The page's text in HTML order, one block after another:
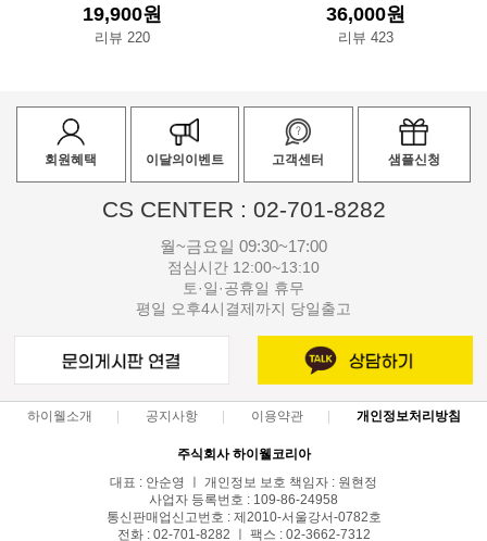
19,900원
리뷰 220
36,000원
리뷰 423
회원혜택 이달의이벤트 고객센터 샘플신청
CS CENTER : 02-701-8282
월~금요일 09:30~17:00
점심시간 12:00~13:10
토·일·공휴일 휴무
평일 오후4시결제까지 당일출고
하이웰소개 공지사항 이용약관 개인정보처리방침
주식회사 하이웰코리아
대표 : 안순영 ㅣ 개인정보 보호 책임자 : 원현정
사업자 등록번호 : 109-86-24958
통신판매업신고번호 : 제2010-서울강서-0782호
전화 : 02-701-8282 ㅣ 팩스 : 02-3662-7312